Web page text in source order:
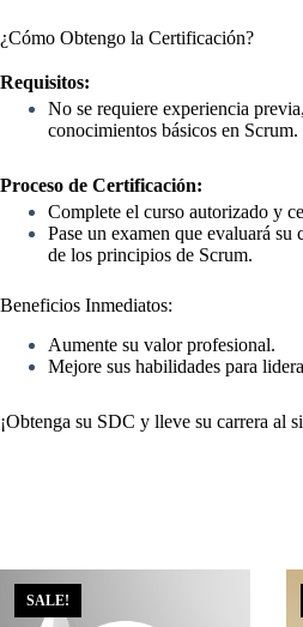
¿Cómo Obtengo la Certificación?
Requisitos:
No se requiere experiencia
conocimientos básicos en Scrum.
Proceso de Certificación:
Complete el curso autorizado y
Pase un examen que evaluará
de los principios de Scrum.
Beneficios Inmediatos:
Aumente su valor profesional.
Mejore sus habilidades para
¡Obtenga su SDC y lleve su carrera al
SALE!